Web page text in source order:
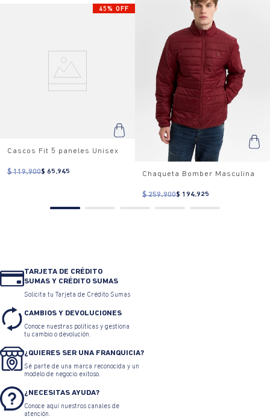
45% OFF
Cascos Fit 5 paneles Unisex
$ 119.900$ 65.945 Chaqueta Bomber Masculina
$ 259.900$ 194.925
TARJETA DE CRÉDITO
SUMAS Y CRÉDITO SUMAS
Solicita tu Tarjeta de Crédito Sumas
CAMBIOS Y DEVOLUCIONES
Conoce nuestras políticas y gestiona
tu cambio o devolución.
¿QUIERES SER UNA FRANQUICIA?
Sé parte de una marca reconocida y un
modelo de negocio exitoso.
¿NECESITAS AYUDA?
Conoce aquí nuestros canales de
atención.